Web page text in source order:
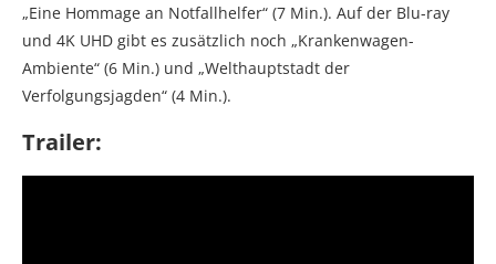
„Eine Hommage an Notfallhelfer“ (7 Min.). Auf der Blu-ray
und 4K UHD gibt es zusätzlich noch „Krankenwagen-
Ambiente“ (6 Min.) und „Welthauptstadt der
Verfolgungsjagden“ (4 Min.).
Trailer: